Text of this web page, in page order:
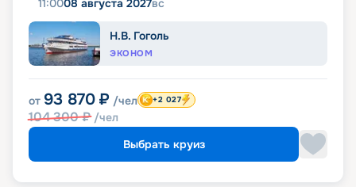
11:0008 августа 2027вс
Н.В. Гоголь
ЭКОНОМ
от 93 870 ₽ /чел
104 300₽ /чел
+2 027
Выбрать круиз